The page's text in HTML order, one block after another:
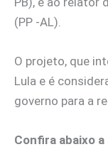
(PP -AL).
O projeto, que
Lula e é
governo para a
Confira abaixo